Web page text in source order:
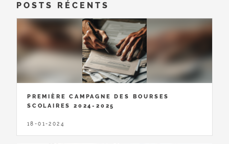
POSTS RÉCENTS
PREMIÈRE CAMPAGNE DES BOURSES
SCOLAIRES 2024-2025
18-01-2024